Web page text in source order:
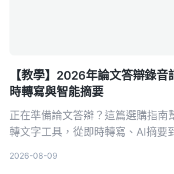
【教學】2026年論文答辯錄音
時轉寫與智能摘要
正在準備論文答辯？這篇選購指南
轉文字工具，從即時轉寫、AI摘要
2026-08-09